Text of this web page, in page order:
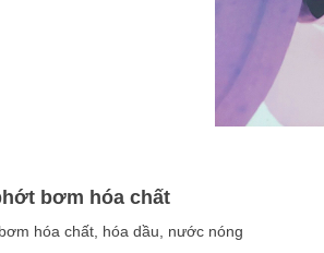
bơm hóa chất
hóa chất, hóa dầu, nước nóng